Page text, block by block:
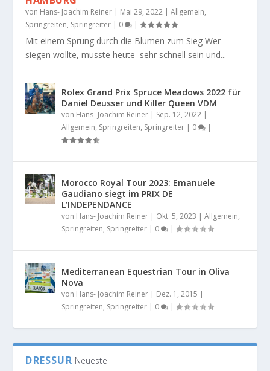
von Hans- Joachim Reiner | Mai 29, 2022 |Allgemein,
Springreiten, Springreiter | 0 |
Mit einem Sprung durch die Blumen zum Sieg Wer
siegen wollte, musste heute sehr schnell sein und...
Rolex Grand Prix Spruce Meadows 2022 für
Daniel Deusser und Killer Queen VDM
von Hans- Joachim Reiner | Sep. 12, 2022 |
Allgemein, Springreiten, Springreiter | 0 |
Morocco Royal Tour 2023: Emanuele
Gaudiano siegt im PRIX DE
L’INDEPENDANCE
von Hans- Joachim Reiner | Okt. 5, 2023 |Allgemein,
Springreiten, Springreiter | 0 |
Mediterranean Equestrian Tour in Oliva
Nova
von Hans- Joachim Reiner | Dez. 1, 2015 |
Springreiten, Springreiter | 0 |
DRESSUR Neueste